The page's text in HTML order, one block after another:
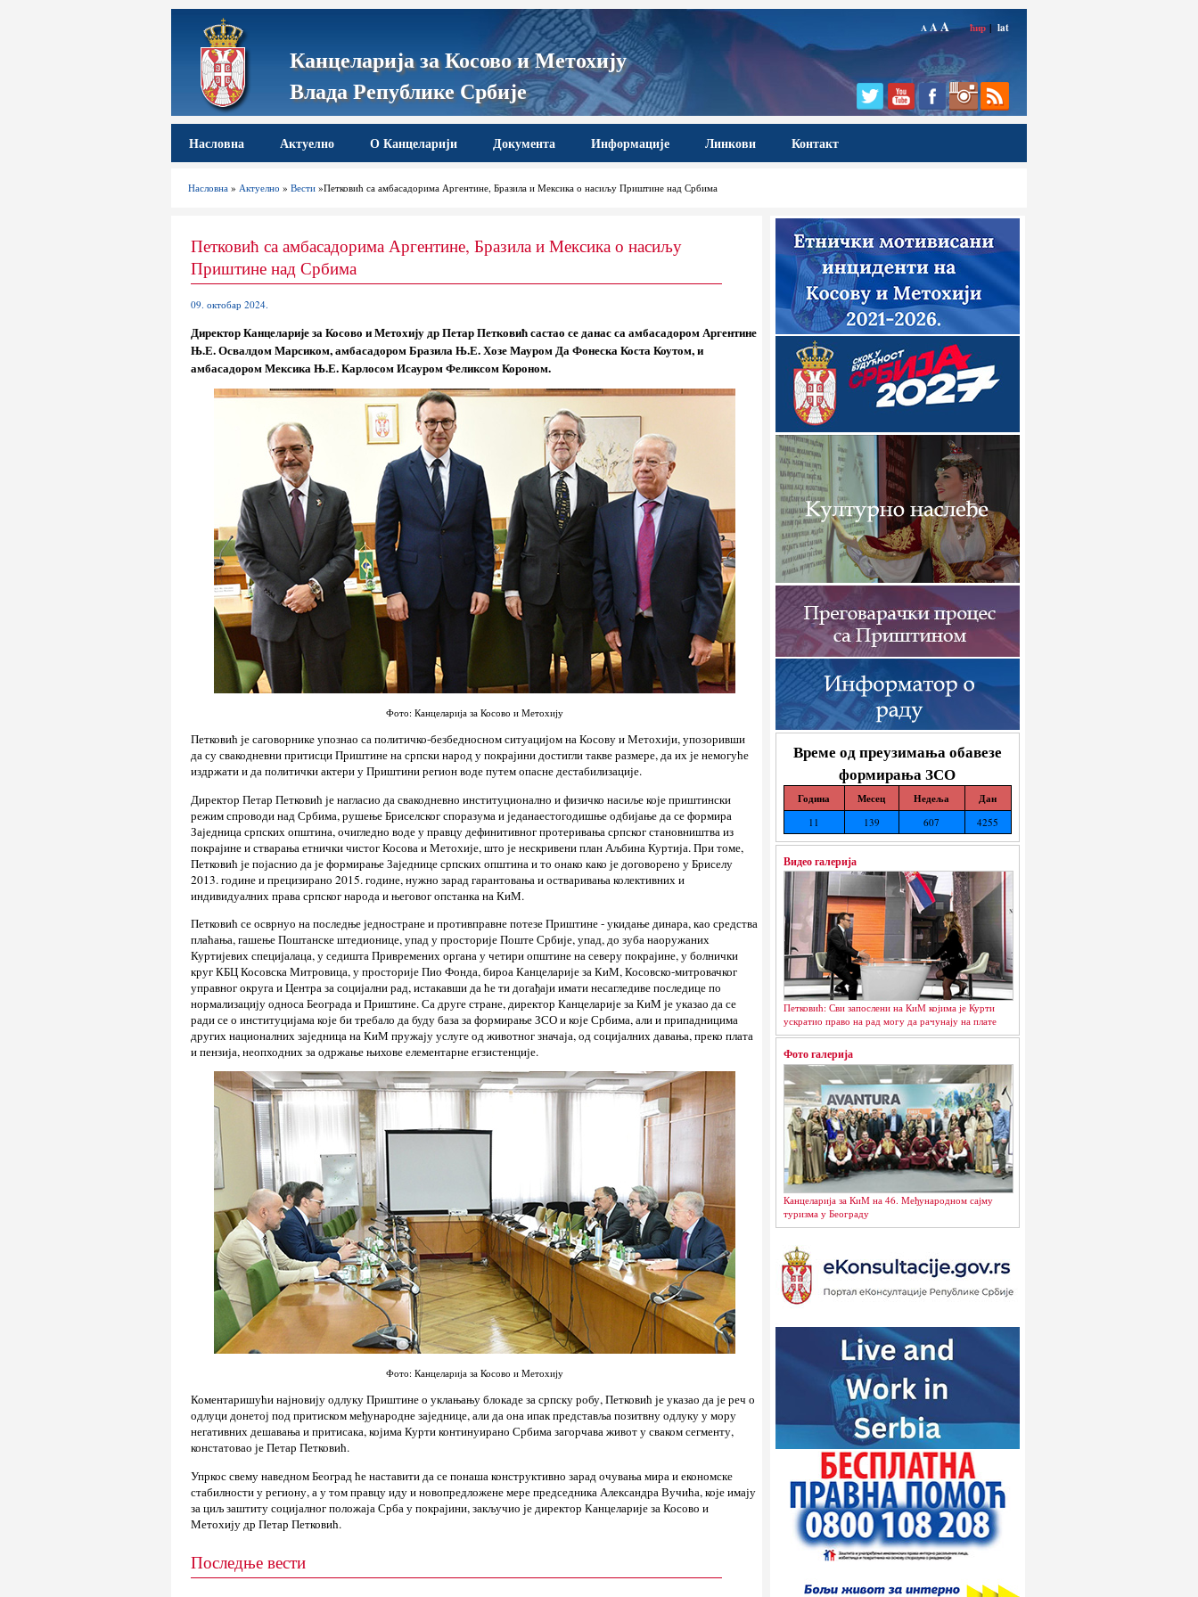
Канцеларија за Косово и Метохију
Влада Републике Србије
A AA ћир | lat
Насловна Актуелно О Канцеларији Документа Информације Линкови Контакт
Насловна »Актуелно »Вести »Петковић са амбасадорима Аргентине, Бразила и Мексика о насиљу Приштине над Србима
Време од преузимања обавезе
формирања ЗСО
Година Месец Недеља Дан
11 139 607 4255
Видео галерија
Петковић: Сви запослени на КиМ којима је Курти
ускратио право на рад могу да рачунају на плате
Фото галерија
Канцеларија за КиМ на 46. Међународном сајму
туризма у Београду
Петковић са амбасадорима Аргентине, Бразила и Мексика о насиљу
Приштине над Србима
09. октобар 2024.
Директор Канцеларије за Косово и Метохију др Петар Петковић састао се данас са амбасадором Аргентине
Њ.Е. Освалдом Марсиком, амбасадором Бразила Њ.Е. Хозе Мауром Да Фонеска Коста Коутом, и
амбасадором Мексика Њ.Е. Карлосом Исауром Феликсом Короном.
Фото: Канцеларија за Косово и Метохију
Петковић је саговорникe упознао са политичко-безбедносном ситуацијом на Косову и Метохији, упозоривши
да су свакодневни притисци Приштине на српски народ у покрајини достигли такве размере, да их је немогуће
издржати и да политички актери у Приштини регион воде путем опасне дестабилизације.
Директор Петар Петковић је нагласио да свакодневно институционално и физичко насиље које приштински
режим спроводи над Србима, рушење Бриселског споразума и једанаестогодишње одбијање да се формира
Заједница српских општина, очигледно воде у правцу дефинитивног протеривања српског становништва из
покрајине и стварања етнички чистог Косова и Метохије, што је нескривени план Аљбина Куртија. При томе,
Петковић је појаснио да је формирање Заједнице српских општина и то онако како је договорено у Бриселу
2013. године и прецизирано 2015. године, нужно зарад гарантовања и остваривања колективних и
индивидуалних права српског народа и његовог опстанка на КиМ.
Петковић се осврнуо на последње једностране и противправне потезе Приштине - укидање динара, као средства
плаћања, гашење Поштанске штедионице, упад у просторије Поште Србије, упад, до зуба наоружаних
Куртијевих специјалаца, у седишта Привремених органа у четири општине на северу покрајине, у болнички
круг КБЦ Косовска Митровица, у просторије Пио Фонда, бироа Канцеларије за КиМ, Косовско-митровачког
управног округа и Центра за социјални рад, истакавши да ће ти догађаји имати несагледиве последице по
нормализацију односа Београда и Приштине. Са друге стране, директор Канцеларије за КиМ је указао да се
ради се о институцијама које би требало да буду база за формирање ЗСО и које Србима, али и припадницима
других националних заједница на КиМ пружају услуге од животног значаја, од социјалних давања, преко плата
и пензија, неопходних за одржање њихове елементарне егзистенције.
Фото: Канцеларија за Косово и Метохију
Коментаришући најновију одлуку Приштине о уклањању блокаде за српску робу, Петковић је указао да је реч о
одлуци донетој под притиском међународне заједнице, али да она ипак представља позитвну одлуку у мору
негативних дешавања и притисака, којима Курти континуирано Србима загорчава живот у сваком сегменту,
констатовао је Петар Петковић.
Упркос свему наведном Београд ће наставити да се понаша конструктивно зарад очувања мира и економске
стабилности у региону, а у том правцу иду и новопредложене мере председника Александра Вучића, које имају
за циљ заштиту социјалног положаја Срба у покрајини, закључио је директор Канцеларије за Косово и
Метохију др Петар Петковић.
Последње вести